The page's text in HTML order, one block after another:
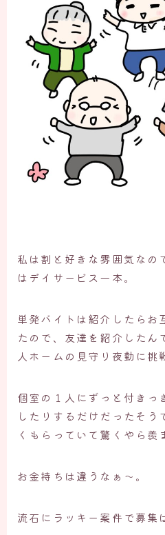
私は割と好きな雰囲気なの
はデイサービス一本。
単発バイトは紹介したらお
たので、友達を紹介したん
人ホームの見守り夜勤に挑
個室の１人にずっと付きっ
したりするだけだったそ
くもらっていて驚くやら羨
お金持ちは違うなぁ〜。
流石にラッキー案件で募集